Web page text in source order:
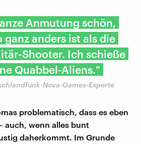
Anmutung schön,
ganz anders ist als die
Shooter. Ich schieße
Quabbel-Aliens."
Nova-Games-Experte
problematisch, dass es eben
auch, wenn alles bunt
daherkommt. Im Grunde